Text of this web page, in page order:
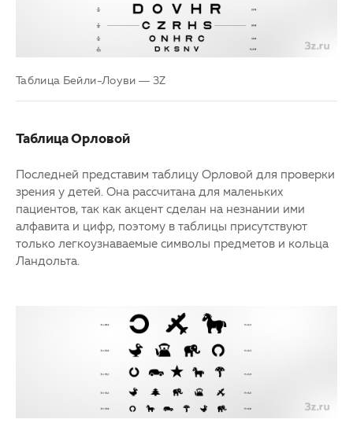
Таблица Бейли-Лоуви — 3Z
Таблица Орловой
Последней представим таблицу Орловой для проверки
зрения у детей. Она рассчитана для маленьких
пациентов, так как акцент сделан на незнании ими
алфавита и цифр, поэтому в таблицы присутствуют
только легкоузнаваемые символы предметов и кольца
Ландольта.